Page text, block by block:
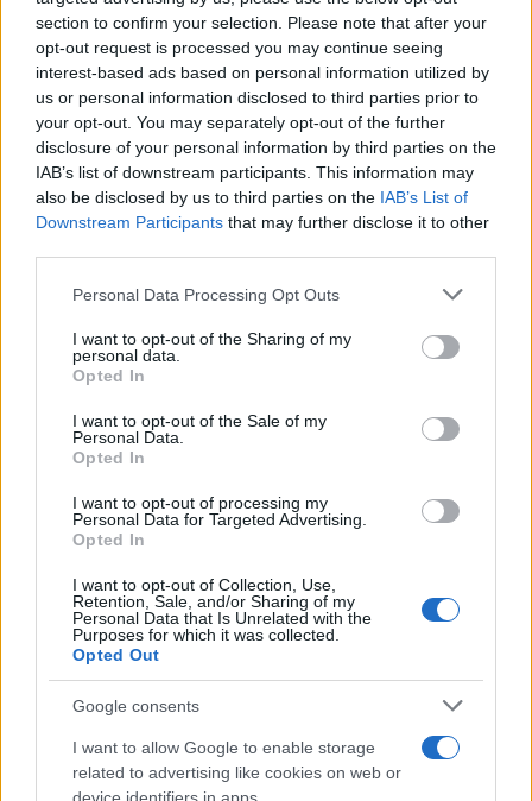
section to confirm your selection. Please note that after your
opt-out request is processed you may continue seeing
interest-based ads based on personal information utilized by
us or personal information disclosed to third parties prior to
your opt-out. You may separately opt-out of the further
disclosure of your personal information by third parties on the
IAB’s list of downstream participants. This information may
also be disclosed by us to third parties on the IAB’s List of
Downstream Participants that may further disclose it to other
Please note that this website/app uses one or more Google
not limited to your visit or usage behaviour. You may click to
grant or deny consent to Google and its third-party tags to
use your data for below specified purposes in below Google
consent section.
Personal Data Processing Opt Outs
I want to opt-out of the Sharing of my
personal data.
Opted In
I want to opt-out of the Sale of my
Personal Data.
Opted In
I want to opt-out of processing my
Personal Data for Targeted Advertising.
Opted In
I want to opt-out of Collection, Use,
Retention, Sale, and/or Sharing of my
Personal Data that Is Unrelated with the
Purposes for which it was collected.
Opted Out
Google consents
I want to allow Google to enable storage
related to advertising like cookies on web or
Ίσνερ, αλλά και άλλα τρία απέναντι στον Νο1 του
κόσμου, Ντανίλ Μενβτέντεφ για να φτάσει στον
τελικό.